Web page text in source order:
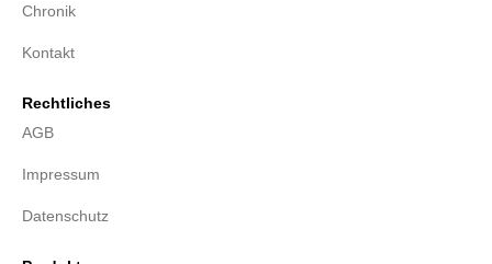
Chronik
Kontakt
Rechtliches
AGB
Impressum
Datenschutz